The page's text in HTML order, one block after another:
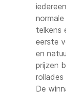
telkens
eerste
en
prijzen
De